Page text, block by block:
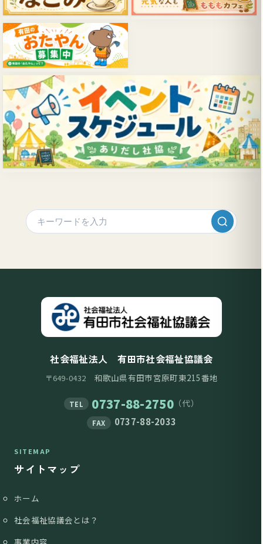
社会福祉法人 有田市社会福祉協議会
〒649-0432 和歌山県有田市宮原町東215番地
TEL 0737-88-2750（代）
FAX 0737-88-2033
SITEMAP
サイトマップ
ホーム
社会福祉協議会とは？